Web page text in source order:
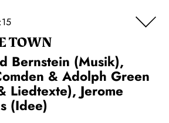
TOWN
Bernstein (Musik),
& Adolph Green
Liedtexte), Jerome
(Idee)